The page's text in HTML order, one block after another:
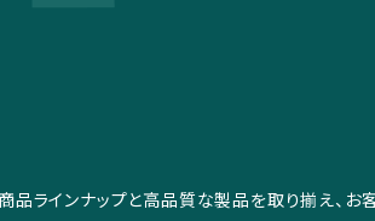
品ラインナップと高品質な製品を取り揃え、お